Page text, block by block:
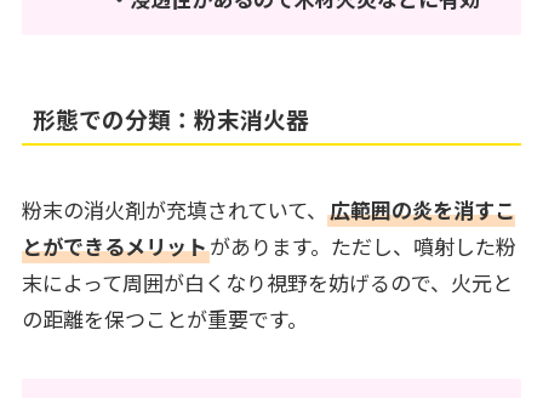
形態での分類：粉末消火器
粉末の消火剤が充填されていて、 広範囲の炎を消すこ
とができるメリットがあります。ただし、噴射した粉
末によって周囲が白くなり視野を妨げるので、火元と
の距離を保つことが重要です。